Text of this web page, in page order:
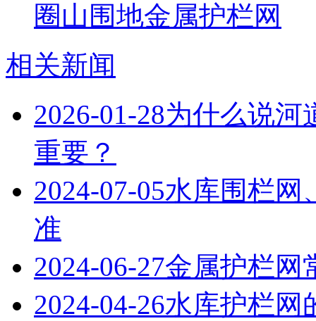
圈山围地金属护栏网
相关新闻
2026-01-28为什么说河
重要？
2024-07-05水库围栏网
准
2024-06-27金属护栏网
2024-04-26水库护栏网